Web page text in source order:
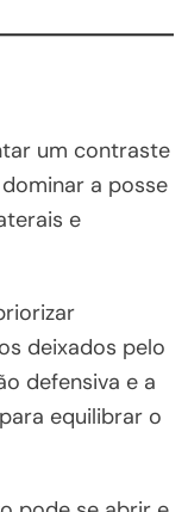
um contraste
a posse
e
deixados pelo
defensiva e a
equilibrar o